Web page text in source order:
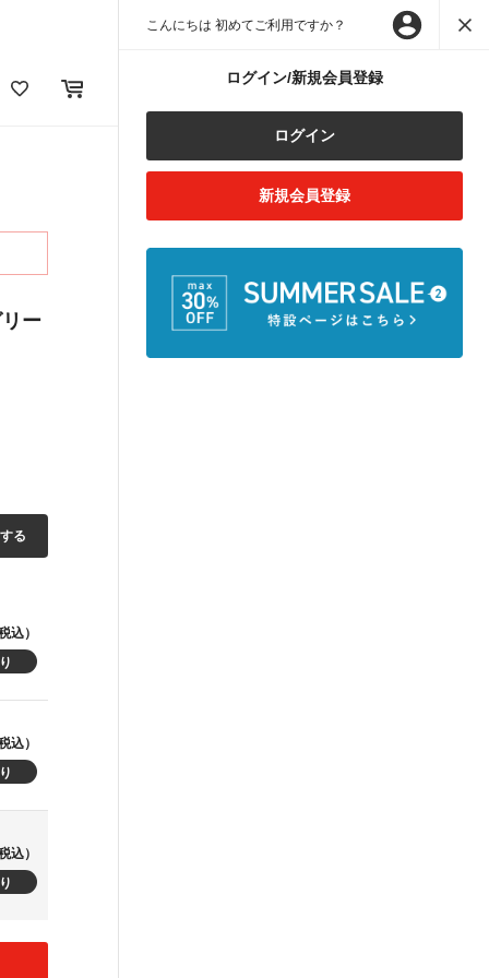
ー
る
込）
込）
込）
こんにちは 初めてご利用ですか？
ログイン/新規会員登録
ログイン
新規会員登録